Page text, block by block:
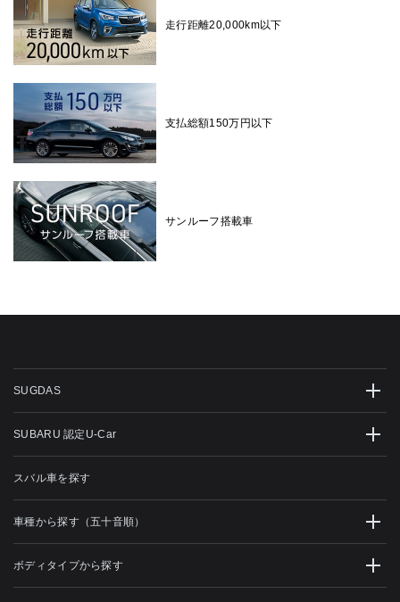
走行距離20,000km以下
支払総額150万円以下
サンルーフ搭載車
SUGDAS
SUBARU 認定U-Car
スバル車を探す
車種から探す（五十音順）
ボディタイプから探す